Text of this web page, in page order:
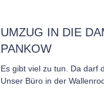
UMZUG IN DIE
ANKOW
Es gibt viel zu tun. Da darf
Unser Büro in der